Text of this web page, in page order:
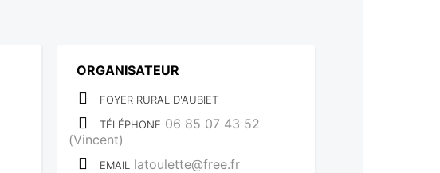
ORGANISATEUR
FOYER RURAL D'AUBIET
TÉLÉPHONE 06 85 07 43 52
(Vincent)
EMAIL latoulette@free.fr